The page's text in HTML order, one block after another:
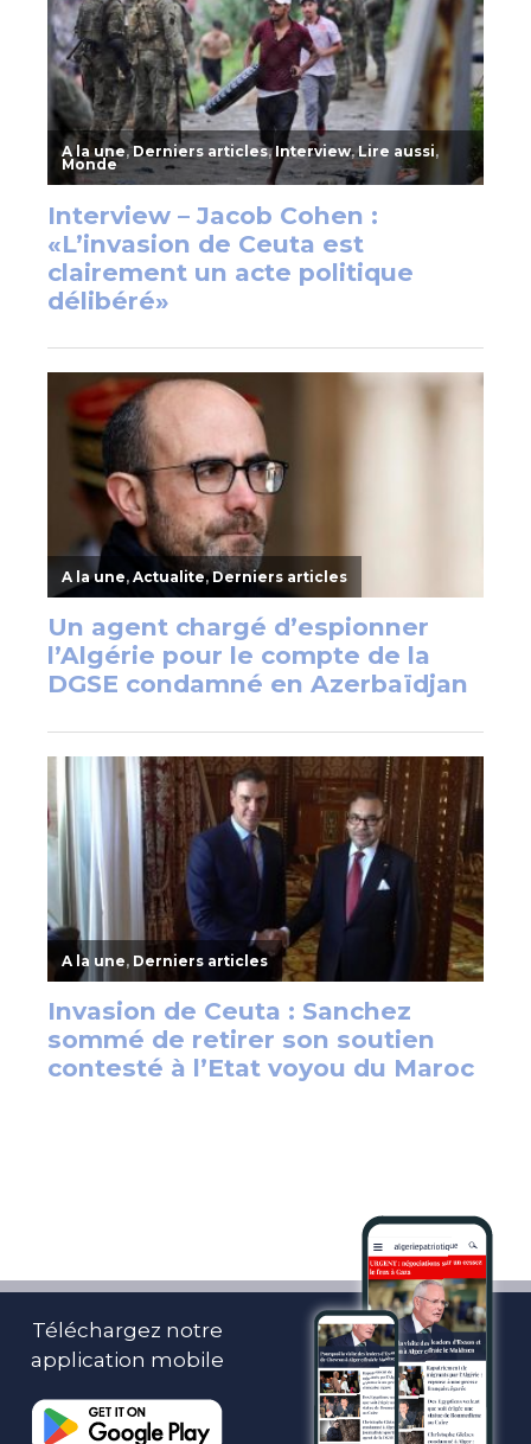
Téléchargez notre
application mobile